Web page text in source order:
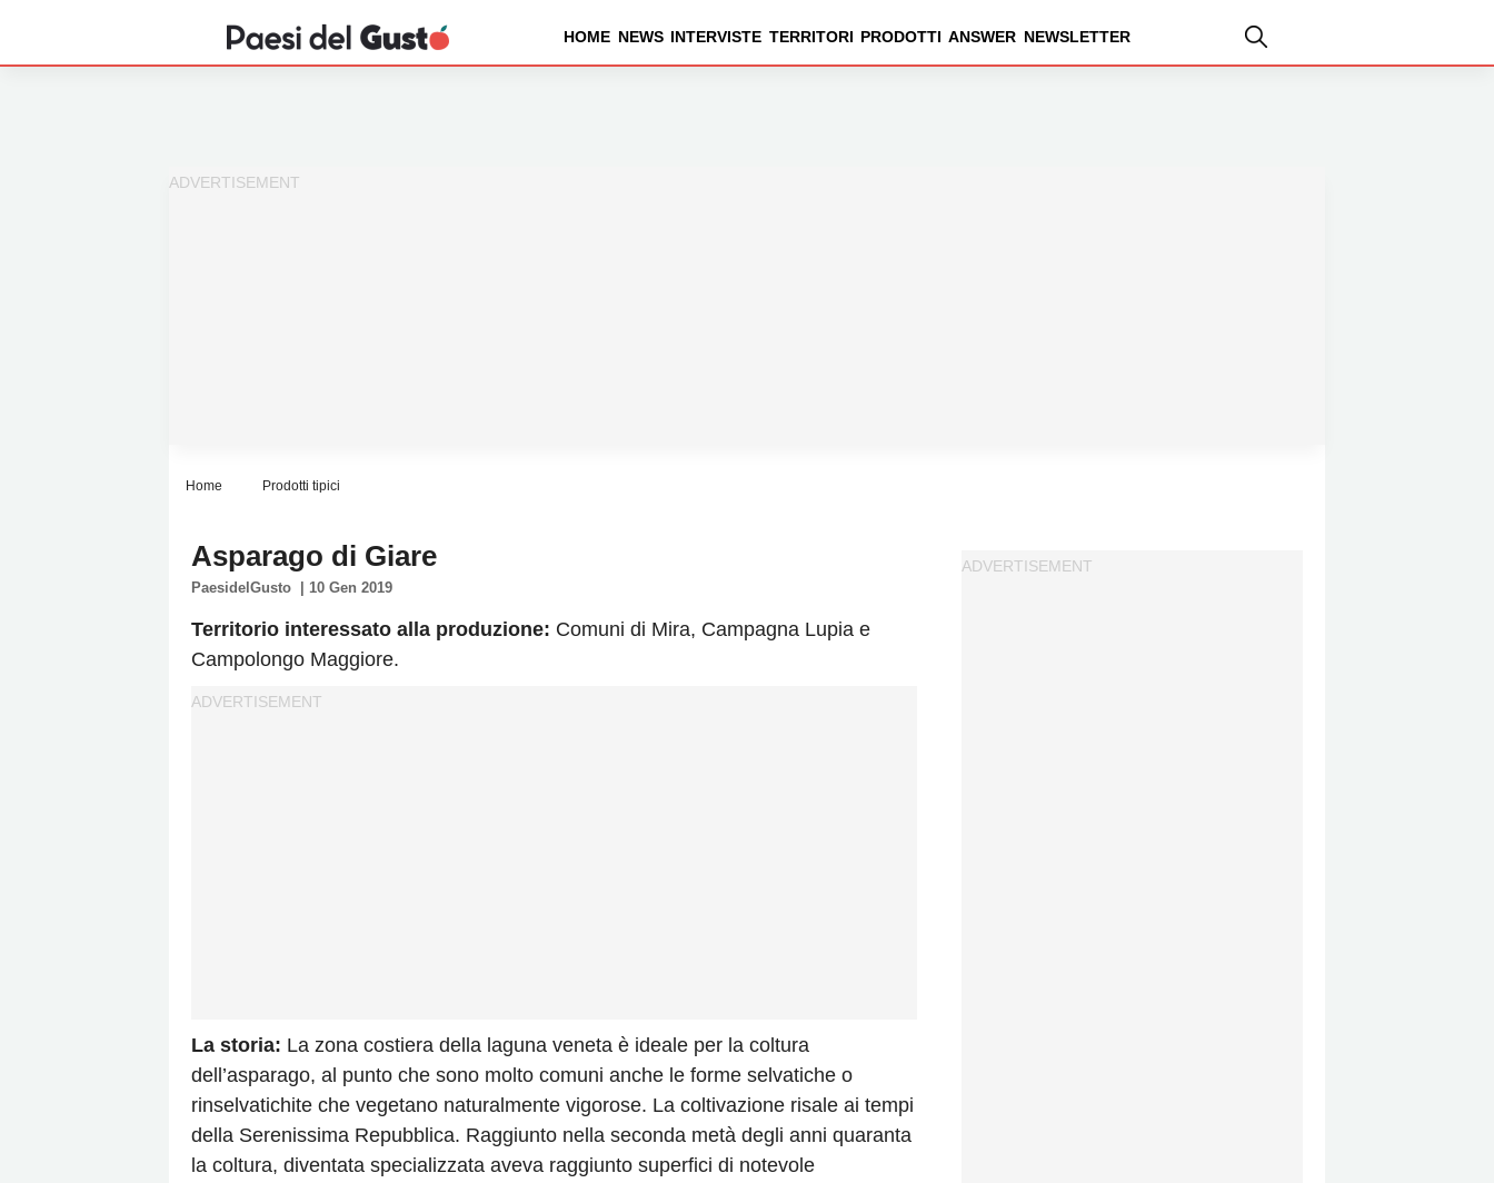
HOME NEWS INTERVISTE TERRITORI PRODOTTI ANSWER NEWSLETTER
Home Prodotti tipici
Asparago di Giare
PaesidelGusto 10 Gen 2019
Territorio interessato alla produzione: Comuni di Mira, Campagna Lupia e
Campolongo Maggiore.
La storia: La zona costiera della laguna veneta è ideale per la coltura
dell’asparago, al punto che sono molto comuni anche le forme selvatiche o
rinselvatichite che vegetano naturalmente vigorose. La coltivazione risale ai tempi
della Serenissima Repubblica. Raggiunto nella seconda metà degli anni quaranta
la coltura, diventata specializzata aveva raggiunto superfici di notevole